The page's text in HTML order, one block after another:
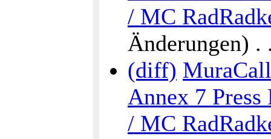
/ MC
Änderungen)
(diff)
Annex 7 Press
/ MC